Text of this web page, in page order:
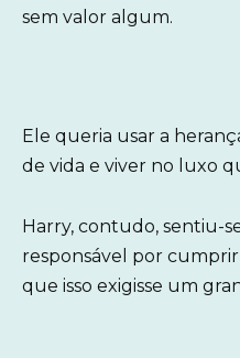
sem valor algum.
Ele queria usar a
de vida e viver no luxo
Harry, contudo, sentiu-
responsável por
que isso exigisse um